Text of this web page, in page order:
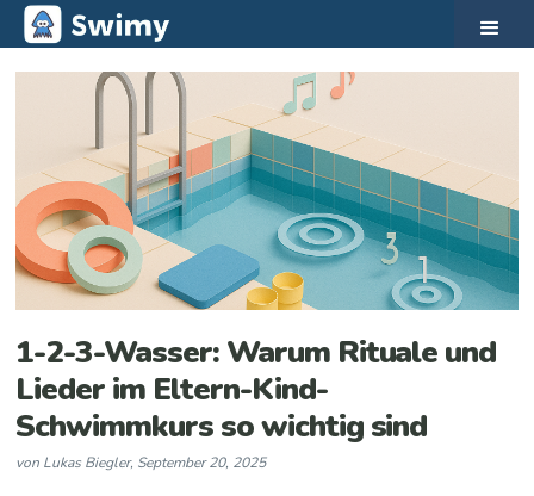
1-2-3-Wasser: Warum Rituale und
Lieder im Eltern-Kind-
Schwimmkurs so wichtig sind
von Lukas Biegler, September 20, 2025